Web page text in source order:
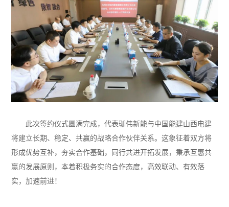
此次签约仪式圆满完成，代表珈伟新能与中国能建山西电建
将建立长期、稳定、共赢的战略合作伙伴关系。这象征着双方将
形成优势互补，夯实合作基础，同行共进开拓发展，秉承互惠共
赢的发展原则，本着积极务实的合作态度，高效联动、有效落
实，加速前进！